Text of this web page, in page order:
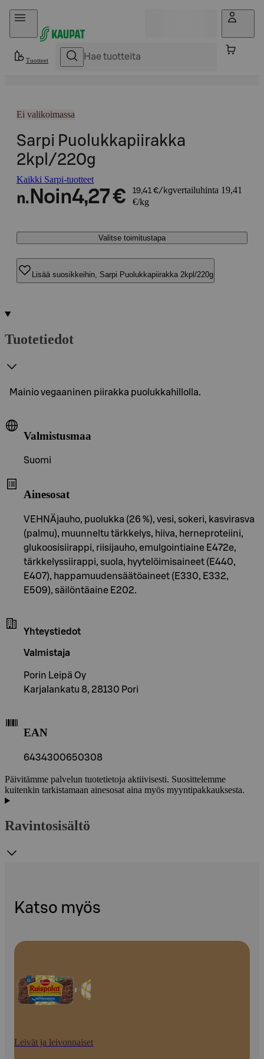
Hyppää sisältöön
Tuotteet
Ei valikoimassa
Sarpi Puolukkapiirakka
2kpl/220g
Kaikki Sarpi-tuotteet
n. Noin4,27 € 19,41 €/kgvertailuhinta 19,41
€/kg
Valitse toimitustapa
Lisää suosikkeihin, Sarpi Puolukkapiirakka 2kpl/220g
Tuotetiedot
Mainio vegaaninen piirakka puolukkahillolla.
Valmistusmaa
Suomi
Ainesosat
VEHNÄjauho, puolukka (26 %), vesi, sokeri, kasvirasva
(palmu), muunneltu tärkkelys, hiiva, herneproteiini,
glukoosisiirappi, riisijauho, emulgointiaine E472e,
tärkkelyssiirappi, suola, hyytelöimisaineet (E440,
E407), happamuudensäätöaineet (E330, E332,
E509), säilöntäaine E202.
Yhteystiedot
Valmistaja
Porin Leipä Oy
Karjalankatu 8, 28130 Pori
EAN
6434300650308
Päivitämme palvelun tuotetietoja aktiivisesti. Suosittelemme
kuitenkin tarkistamaan ainesosat aina myös myyntipakkauksesta.
Ravintosisältö
Katso myös
Leivät ja leivonnaiset